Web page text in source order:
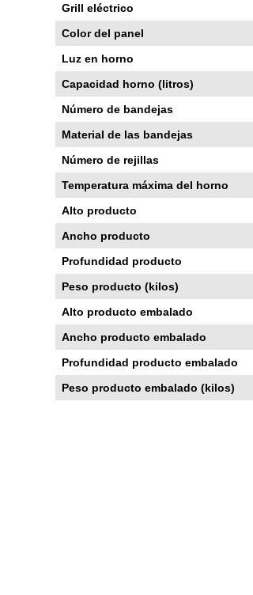
Grill eléctrico
Color del panel
Luz en horno
Capacidad horno (litros)
Número de bandejas
Material de las bandejas
Número de rejillas
Temperatura máxima del horno
Alto producto
Ancho producto
Profundidad producto
Peso producto (kilos)
Alto producto embalado
Ancho producto embalado
Profundidad producto embalado
Peso producto embalado (kilos)